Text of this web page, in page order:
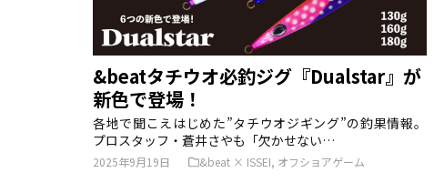
&beatタチウオ必釣ジグ『Dualstar』が
新色で登場！
各地で聞こえはじめた”タチウオジギング”の釣果情報。
プロスタッフ・蒼井さやも「欠かせない…
2025年9月19日 &beat × ISSEI, オフショアゲーム